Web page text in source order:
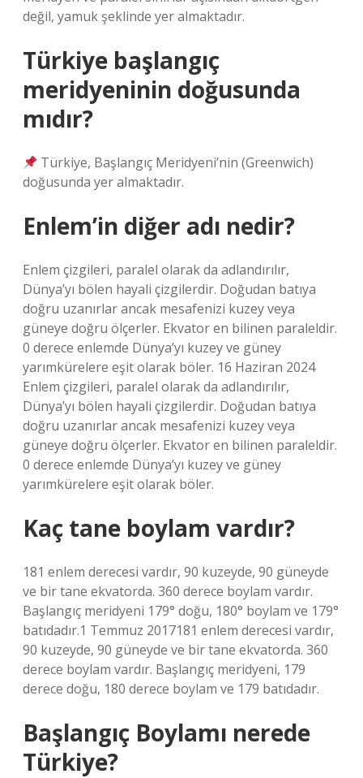
değil, yamuk şeklinde yer almaktadır.
Türkiye başlangıç
meridyeninin doğusunda
mıdır?
Türkiye, Başlangıç ​​Meridyeni’nin (Greenwich)
doğusunda yer almaktadır.
Enlem’in diğer adı nedir?
Enlem çizgileri, paralel olarak da adlandırılır,
Dünya’yı bölen hayali çizgilerdir. Doğudan batıya
doğru uzanırlar ancak mesafenizi kuzey veya
güneye doğru ölçerler. Ekvator en bilinen paraleldir.
0 derece enlemde Dünya’yı kuzey ve güney
yarımkürelere eşit olarak böler. 16 Haziran 2024
Enlem çizgileri, paralel olarak da adlandırılır,
Dünya’yı bölen hayali çizgilerdir. Doğudan batıya
doğru uzanırlar ancak mesafenizi kuzey veya
güneye doğru ölçerler. Ekvator en bilinen paraleldir.
0 derece enlemde Dünya’yı kuzey ve güney
yarımkürelere eşit olarak böler.
Kaç tane boylam vardır?
181 enlem derecesi vardır, 90 kuzeyde, 90 güneyde
ve bir tane ekvatorda. 360 derece boylam vardır.
Başlangıç ​​meridyeni 179° doğu, 180° boylam ve 179°
batıdadır.1 Temmuz 2017181 enlem derecesi vardır,
90 kuzeyde, 90 güneyde ve bir tane ekvatorda. 360
derece boylam vardır. Başlangıç ​​meridyeni, 179
derece doğu, 180 derece boylam ve 179 batıdadır.
Başlangıç Boylamı nerede
Türkiye?